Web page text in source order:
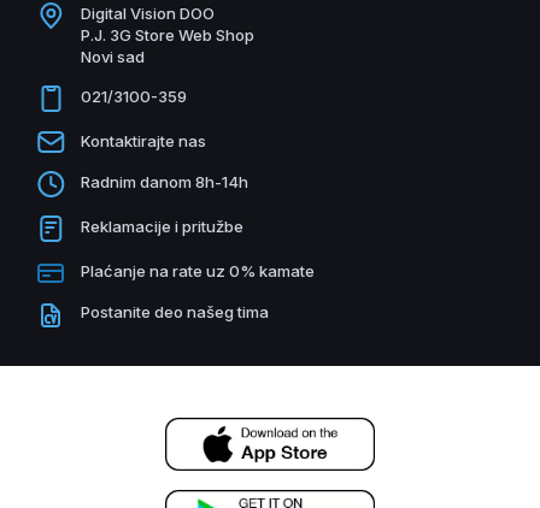
Digital Vision DOO
P.J. 3G Store Web Shop
Novi sad
021/3100-359
Kontaktirajte nas
Radnim danom 8h-14h
Reklamacije i pritužbe
Plaćanje na rate uz 0% kamate
Postanite deo našeg tima